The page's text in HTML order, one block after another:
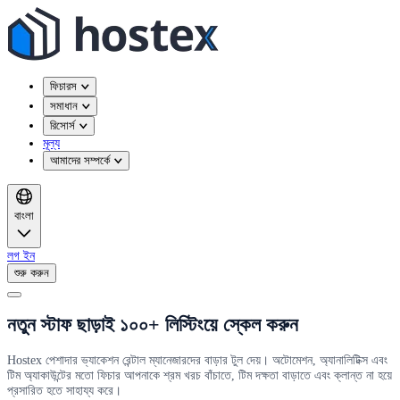
ফিচারস
সমাধান
রিসোর্স
মূল্য
আমাদের সম্পর্কে
বাংলা
লগ ইন
শুরু করুন
নতুন স্টাফ ছাড়াই ১০০+ লিস্টিংয়ে স্কেল করুন
Hostex পেশাদার ভ্যাকেশন রেন্টাল ম্যানেজারদের বাড়ার টুল দেয়। অটোমেশন, অ্যানালিটিক্স এবং
টিম অ্যাকাউন্টের মতো ফিচার আপনাকে শ্রম খরচ বাঁচাতে, টিম দক্ষতা বাড়াতে এবং ক্লান্ত না হয়ে
প্রসারিত হতে সাহায্য করে।